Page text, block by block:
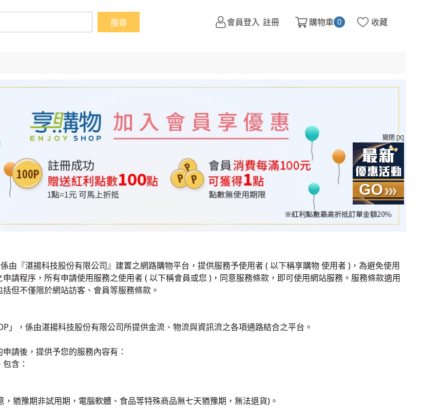
會員登入 註冊 購物車 0 收藏
係由『湛揚科技股份有限公司』建置之網路購物平台，提供服務予使用者 ( 以下稱享購物 使用者 )，為避免使用
請程序，所有申請使用服務之使用者 ( 以下稱會員或您 )，同意服務條款，即可使用網站服務。服務條款適用
但不僅限於網站訪客、會員等服務條款。
」，係由湛揚科技股份有限公司所提供金流、物流與資訊流之各項通路結合之平台。
請後，提供予您的服務內容有：
含：
，猶豫期非試用期，電腦軟體、食品等特殊商品無七天猶豫期，無法退貨)。
關閉 [X]